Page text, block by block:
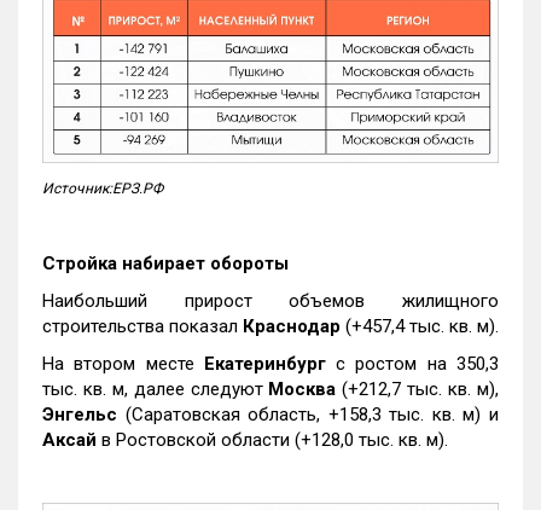
Источник:ЕРЗ.РФ
Стройка набирает обороты
Наибольший прирост объемов жилищного
строительства показал Краснодар (+457,4 тыс. кв. м).
На втором месте Екатеринбургс ростом на 350,3
тыс. кв. м, далее следуют Москва (+212,7 тыс. кв. м),
Энгельс (Саратовская область, +158,3 тыс. кв. м) и
Аксай в Ростовской области (+128,0 тыс. кв. м).